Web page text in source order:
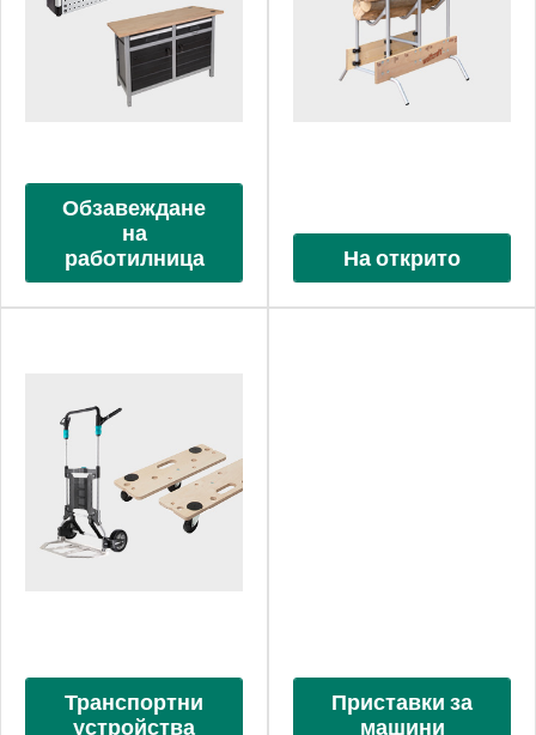
Обзавеждане
на
работилница
На открито
Транспортни
устройства
Приставки за
машини